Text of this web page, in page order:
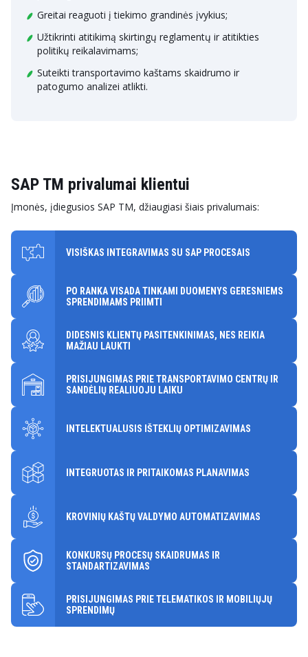
Greitai reaguoti į tiekimo grandinės įvykius;
Užtikrinti atitikimą skirtingų reglamentų ir atitikties
politikų reikalavimams;
Suteikti transportavimo kaštams skaidrumo ir
patogumo analizei atlikti.
SAP TM privalumai klientui
Įmonės, įdiegusios SAP TM, džiaugiasi šiais privalumais:
VISIŠKAS INTEGRAVIMAS SU SAP PROCESAIS
PO RANKA VISADA TINKAMI DUOMENYS GERESNIEMS
SPRENDIMAMS PRIIMTI
DIDESNIS KLIENTŲ PASITENKINIMAS, NES REIKIA
MAŽIAU LAUKTI
PRISIJUNGIMAS PRIE TRANSPORTAVIMO CENTRŲ IR
SANDĖLIŲ REALIUOJU LAIKU
INTELEKTUALUSIS IŠTEKLIŲ OPTIMIZAVIMAS
INTEGRUOTAS IR PRITAIKOMAS PLANAVIMAS
KROVINIŲ KAŠTŲ VALDYMO AUTOMATIZAVIMAS
KONKURSŲ PROCESŲ SKAIDRUMAS IR
STANDARTIZAVIMAS
PRISIJUNGIMAS PRIE TELEMATIKOS IR MOBILIŲJŲ
SPRENDIMŲ